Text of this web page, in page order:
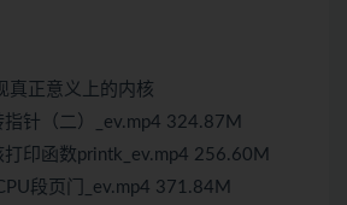
真正意义上的内核
针（二）_ev.mp4 324.87M
印函数printk_ev.mp4 256.60M
段页门_ev.mp4 371.84M